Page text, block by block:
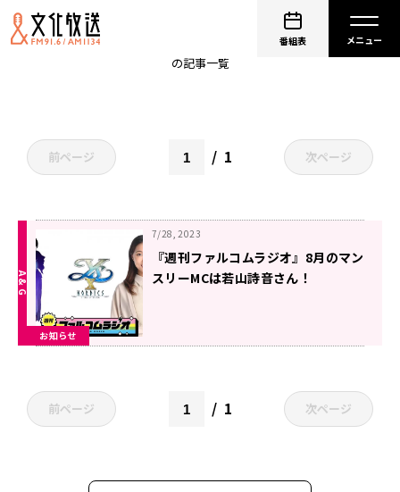
番組表
の記事一覧
前ページ 1 次ページ
お知らせ
7/28, 2023
『週刊ファルコムラジオ』8月のマン
スリーMCは若山詩音さん！
前ページ 1 次ページ